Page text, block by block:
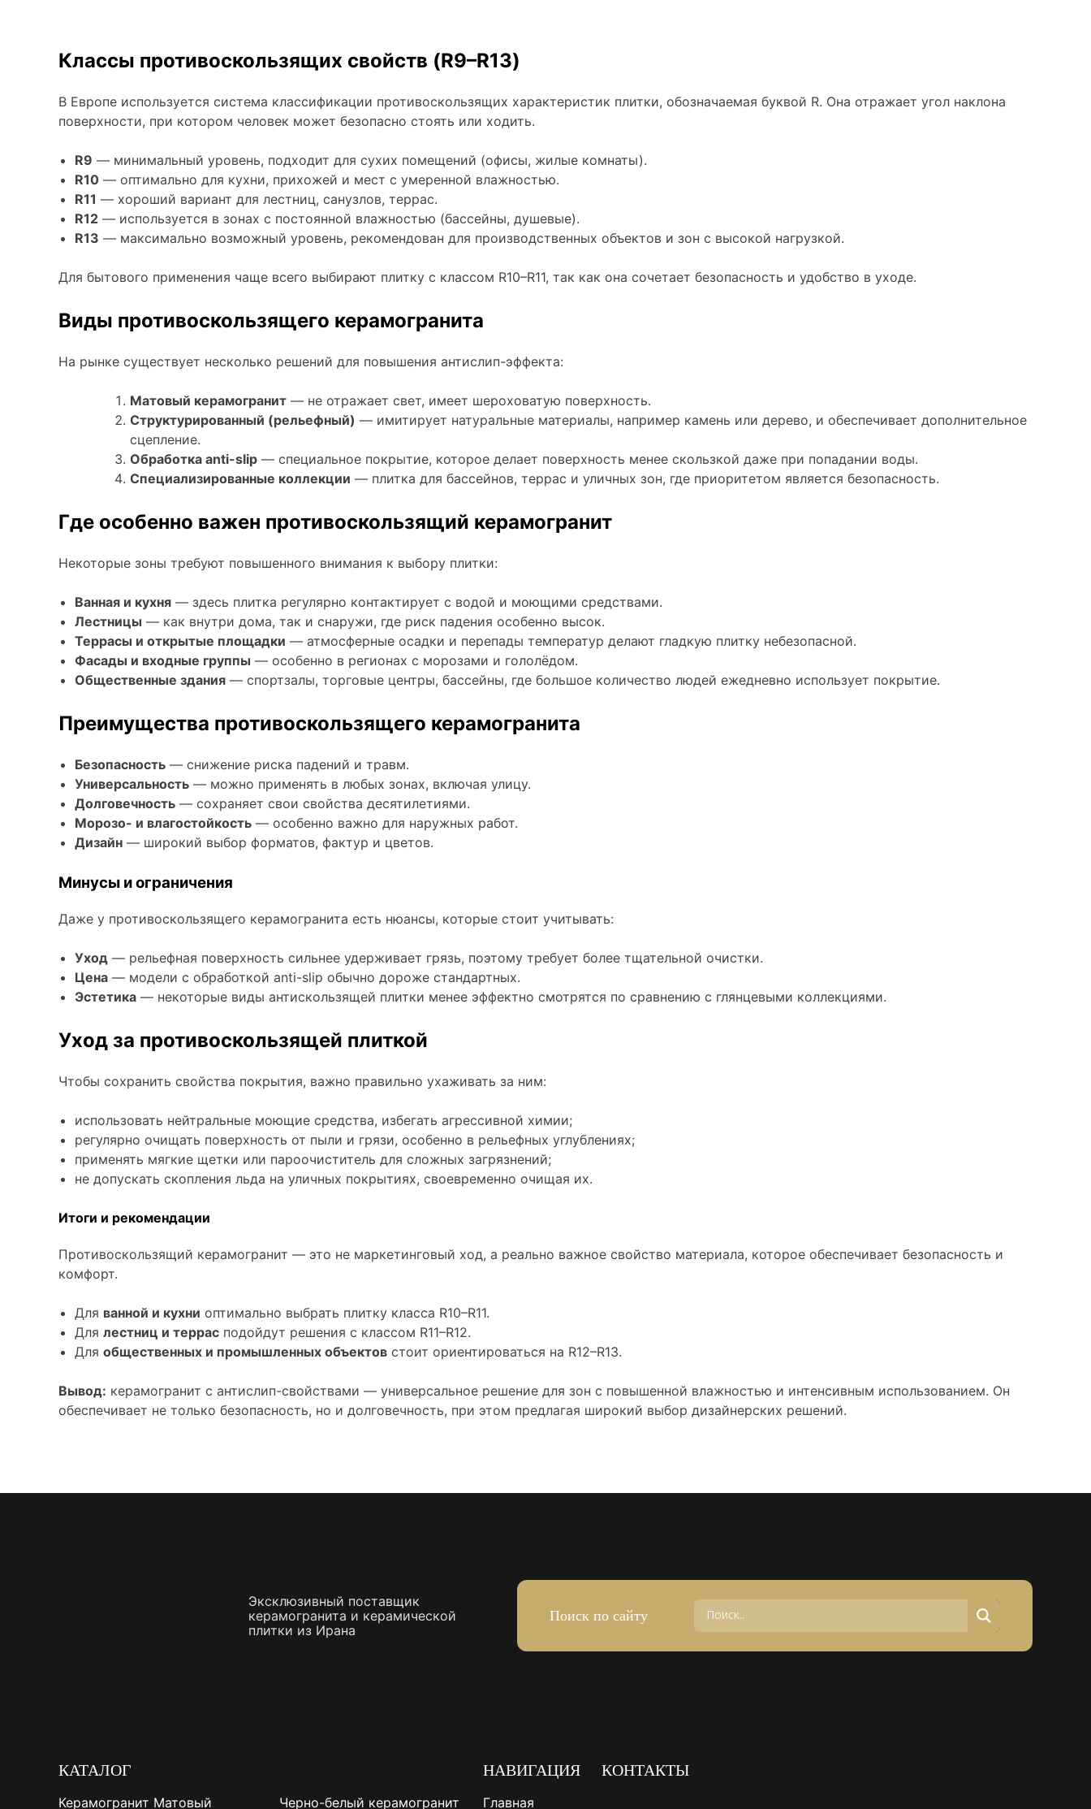
Классы противоскользящих свойств (R9–R13)
В Европе используется система классификации противоскользящих характеристик плитки, обозначаемая буквой R. Она отражает угол наклона
поверхности, при котором человек может безопасно стоять или ходить.
R9 — минимальный уровень, подходит для сухих помещений (офисы, жилые комнаты).
R10 — оптимально для кухни, прихожей и мест с умеренной влажностью.
R11 — хороший вариант для лестниц, санузлов, террас.
R12 — используется в зонах с постоянной влажностью (бассейны, душевые).
R13 — максимально возможный уровень, рекомендован для производственных объектов и зон с высокой нагрузкой.
Для бытового применения чаще всего выбирают плитку с классом R10–R11, так как она сочетает безопасность и удобство в уходе.
Виды противоскользящего керамогранита
На рынке существует несколько решений для повышения антислип-эффекта:
Матовый керамогранит — не отражает свет, имеет шероховатую поверхность.
Структурированный (рельефный) — имитирует натуральные материалы, например камень или дерево, и обеспечивает дополнительное
сцепление.
Обработка anti-slip — специальное покрытие, которое делает поверхность менее скользкой даже при попадании воды.
Специализированные коллекции — плитка для бассейнов, террас и уличных зон, где приоритетом является безопасность.
Где особенно важен противоскользящий керамогранит
Некоторые зоны требуют повышенного внимания к выбору плитки:
Ванная и кухня — здесь плитка регулярно контактирует с водой и моющими средствами.
Лестницы — как внутри дома, так и снаружи, где риск падения особенно высок.
Террасы и открытые площадки — атмосферные осадки и перепады температур делают гладкую плитку небезопасной.
Фасады и входные группы — особенно в регионах с морозами и гололёдом.
Общественные здания — спортзалы, торговые центры, бассейны, где большое количество людей ежедневно использует покрытие.
Преимущества противоскользящего керамогранита
Безопасность — снижение риска падений и травм.
Универсальность — можно применять в любых зонах, включая улицу.
Долговечность — сохраняет свои свойства десятилетиями.
Морозо- и влагостойкость — особенно важно для наружных работ.
Дизайн — широкий выбор форматов, фактур и цветов.
Минусы и ограничения
Даже у противоскользящего керамогранита есть нюансы, которые стоит учитывать:
Уход — рельефная поверхность сильнее удерживает грязь, поэтому требует более тщательной очистки.
Цена — модели с обработкой anti-slip обычно дороже стандартных.
Эстетика — некоторые виды антискользящей плитки менее эффектно смотрятся по сравнению с глянцевыми коллекциями.
Уход за противоскользящей плиткой
Чтобы сохранить свойства покрытия, важно правильно ухаживать за ним:
использовать нейтральные моющие средства, избегать агрессивной химии;
регулярно очищать поверхность от пыли и грязи, особенно в рельефных углублениях;
применять мягкие щетки или пароочиститель для сложных загрязнений;
не допускать скопления льда на уличных покрытиях, своевременно очищая их.
Итоги и рекомендации
Противоскользящий керамогранит — это не маркетинговый ход, а реально важное свойство материала, которое обеспечивает безопасность и
комфорт.
Для ванной и кухни оптимально выбрать плитку класса R10–R11.
Для лестниц и террас подойдут решения с классом R11–R12.
Для общественных и промышленных объектов стоит ориентироваться на R12–R13.
Вывод: керамогранит с антислип-свойствами — универсальное решение для зон с повышенной влажностью и интенсивным использованием. Он
обеспечивает не только безопасность, но и долговечность, при этом предлагая широкий выбор дизайнерских решений.
Эксклюзивный поставщик
керамогранита и керамической
плитки из Ирана
Поиск по сайту
КАТАЛОГ
Керамогранит Матовый Черно-белый керамогранит
НАВИГАЦИЯ
Главная
КОНТАКТЫ